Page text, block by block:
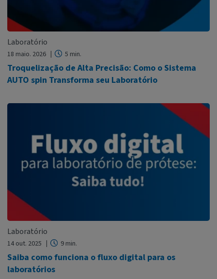
Laboratório
18 maio. 2026 5 min.
Troquelização de Alta Precisão: Como o Sistema
AUTO spin Transforma seu Laboratório
Laboratório
14 out. 2025 9 min.
Saiba como funciona o fluxo digital para os
laboratórios